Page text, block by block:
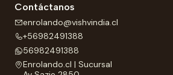
Contáctanos
enrolando@vishvindia.cl
+56982491388
56982491388
Enrolando.cl | Sucursal